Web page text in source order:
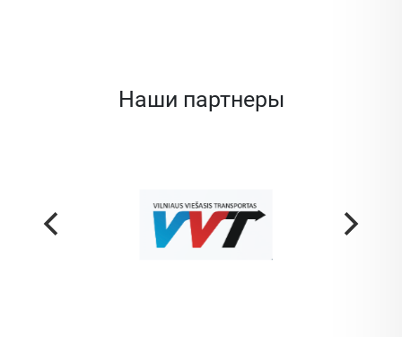
Наши партнеры